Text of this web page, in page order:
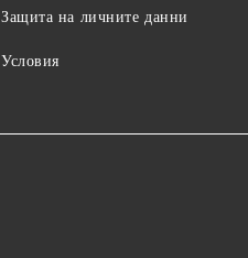
Защита на личните данни
Условия